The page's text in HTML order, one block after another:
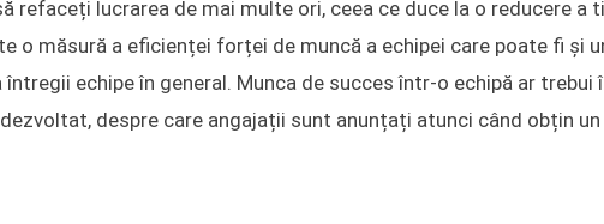
refaceți lucrarea de mai multe ori, ceea ce duce la o reducere a
o măsură a eficienței forței de muncă a echipei care poate fi și
echipe în general. Munca de succes într-o echipă ar trebui
despre care angajații sunt anunțați atunci când obțin